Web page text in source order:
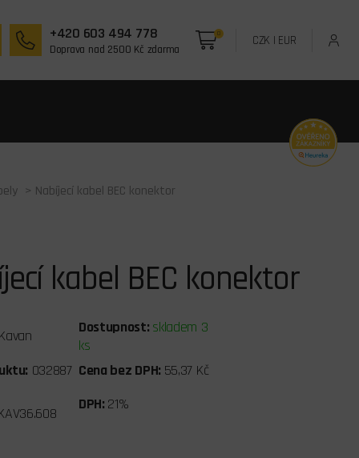
+420 603 494 778
Doprava nad 2500 Kč zdarma
0 CZK | EUR
> Nabíjecí kabel BEC konektor
kabel BEC konektor
Dostupnost: skladem 3
ks
032887 Cena bez DPH: 55,37 Kč
DPH: 21%